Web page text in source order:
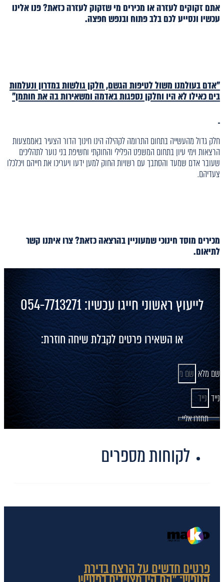
אתם זקוקים לעזרה או מכירים מי שזקוק לעזרה כזאת? פנו אלינו
עכשיו ונסייע לכם בלב פתוח ובנפש חפצה.
"אדם בעולמנו משול לטיפות הגשם, חלקן גולשות במדרון ונעלמות
בים כאילו לא היו וחלקן נספגות באדמה ומשאירות בה את חותמן"
חלק גדול מהעשייה בתחום התרומה לקהילה הינו חינוך הדור הצעיר באממצעות
הרצאות וימי עיון בתחום המשפט הפלילי והחוקתי וחשיפת בני נוער לתהליכים
שעובר אדם שמעד והסתבך עם רשויות החוק למען ידעו ויעריכו את חייהם ויכלכלו
צעדיהם.
מכירים מוסד חינוכי שמעוניין בהרצאה כזאת? צרו איתנו קשר
לתיאום.
לייעוץ ראשוני חייגו עכשיו: 054-7713271
או השאירו פרטים לקבלת שיחה חוזרת:
שם מלא
נייד
תחזרו אליי
לקוחות מספרים
פרטים חדשים על הרצח בדירת